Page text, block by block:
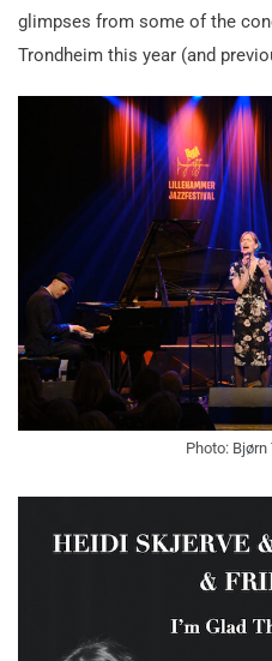
glimpses from some of the
Trondheim this year (and
Photo: Bjørn